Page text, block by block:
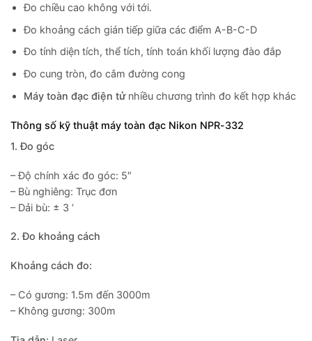
Đo chiều cao không với tới.
Đo khoảng cách gián tiếp giữa các điểm A-B-C-D
Đo tính diện tích, thể tích, tính toán khối lượng đào đắp
Đo cung tròn, đo cắm đường cong
Máy toàn đạc điện tử nhiều chương trình đo kết hợp khác
Thông số kỹ thuật máy toàn đạc Nikon NPR-332
1. Đo góc
– Độ chính xác đo góc: 5″
– Bù nghiêng: Trục đơn
– Dải bù: ± 3 ‘
2. Đo khoảng cách
Khoảng cách đo:
– Có gương: 1.5m đến 3000m
– Không gương: 300m